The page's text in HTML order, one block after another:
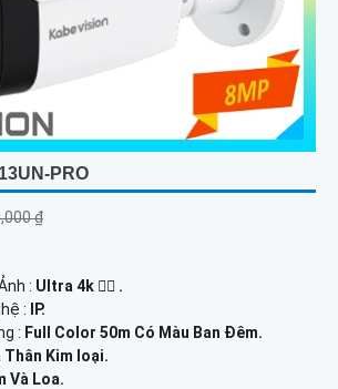
PRO
₫
: Ultra 4k 👍🏾 .
:
IP.
: Full Color 50m Có Màu Ban Ðêm.
Thân Kim loại.
Và Loa.